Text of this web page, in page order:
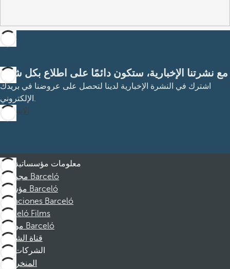
مع نشرتنا الإخبارية، ستكون دائمًا على اطلاع بكل شيء
اشترك في النشرة الإخبارية لدينا لتحصل على عروضنا في بريدك
الإلكتروني.
الاشتراك
معلومات مؤسساتية
مجموعة Barceló
مؤسسة Barceló
Vacaciones Barceló
Barceló Films
موظفو Barceló
قناة الشكوى
الشركات
المنخرطين